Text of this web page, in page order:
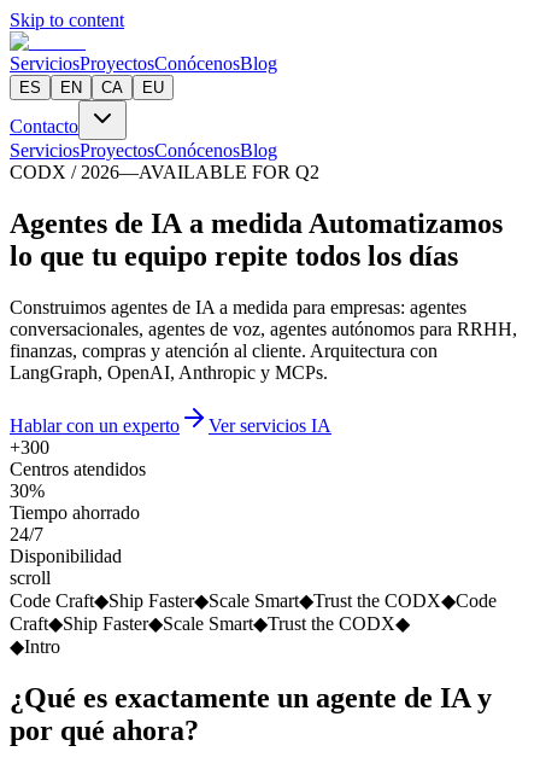
Skip to content
ServiciosProyectosConócenosBlog
ES EN CA EU
Contacto
ServiciosProyectosConócenosBlog
CODX / 2026—AVAILABLE FOR Q2
Agentes de IA a medida Automatizamos
lo que tu equipo repite todos los días
Construimos agentes de IA a medida para empresas: agentes
conversacionales, agentes de voz, agentes autónomos para RRHH,
finanzas, compras y atención al cliente. Arquitectura con
LangGraph, OpenAI, Anthropic y MCPs.
Hablar con un experto
Ver servicios IA
+300
Centros atendidos
30%
Tiempo ahorrado
24/7
Disponibilidad
scroll
Code Craft◆Ship Faster◆Scale Smart◆Trust the CODX◆Code
Craft◆Ship Faster◆Scale Smart◆Trust the CODX◆
◆Intro
¿Qué es exactamente un agente de IA y
por qué ahora?